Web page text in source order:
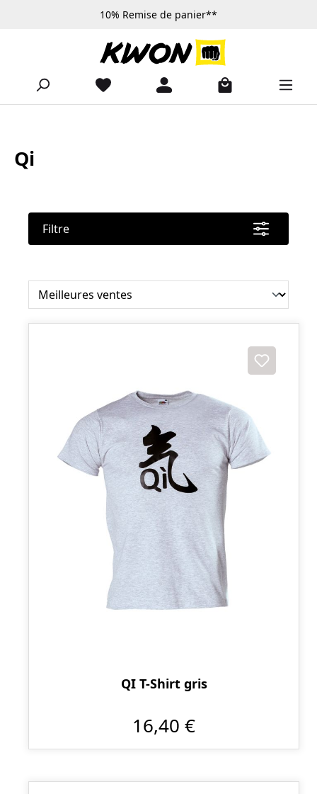
Passer au contenu principal10% Remise de panier**
Qi
Filtre
QI T-Shirt gris
16,40 €